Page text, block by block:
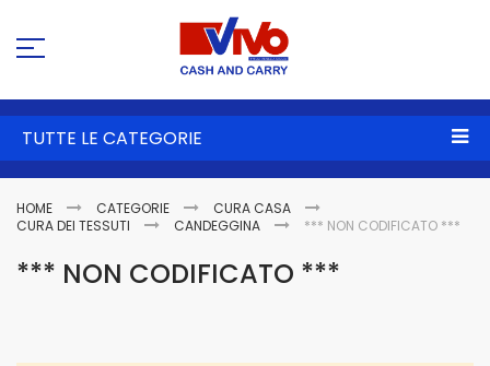
TUTTE LE CATEGORIE
HOME CATEGORIE
CURA CASA
CURA DEI TESSUTI
CANDEGGINA *** NON CODIFICATO ***
*** NON CODIFICATO ***